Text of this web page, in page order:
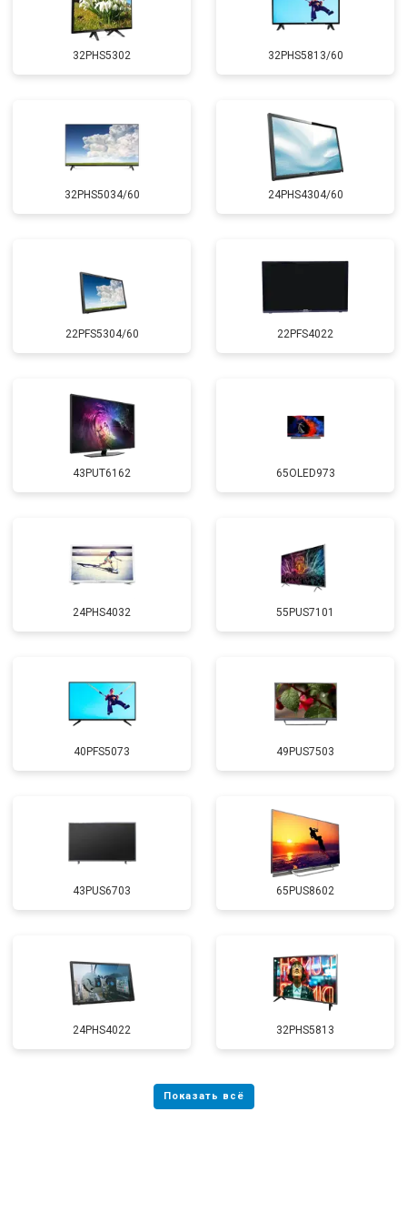
32PHS5302 32PHS5813/60
32PHS5034/60 24PHS4304/60
22PFS5304/60 22PFS4022
43PUT6162 65OLED973
24PHS4032 55PUS7101
40PFS5073 49PUS7503
43PUS6703 65PUS8602
24PHS4022 32PHS5813